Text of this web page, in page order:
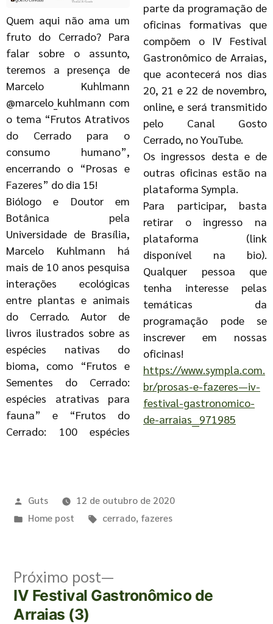
Quem aqui não ama um
fruto do Cerrado? Para
falar sobre o assunto,
teremos a presença de
Marcelo Kuhlmann
@marcelo_kuhlmann com
o tema “Frutos Atrativos
do Cerrado para o
consumo humano”,
encerrando o “Prosas e
Fazeres” do dia 15!
Biólogo e Doutor em
Botânica pela
Universidade de Brasília,
Marcelo Kuhlmann há
mais de 10 anos pesquisa
interações ecológicas
entre plantas e animais
do Cerrado. Autor de
livros ilustrados sobre as
espécies nativas do
bioma, como “Frutos e
Sementes do Cerrado:
espécies atrativas para
fauna” e “Frutos do
Cerrado: 100 espécies
parte da programação de
oficinas formativas que
compõem o IV Festival
Gastronômico de Arraias,
que acontecerá nos dias
20, 21 e 22 de novembro,
online, e será transmitido
pelo Canal Gosto
Cerrado, no YouTube.
Os ingressos desta e de
outras oficinas estão na
plataforma Sympla.
Para participar, basta
retirar o ingresso na
plataforma (link
disponível na bio).
Qualquer pessoa que
tenha interesse pelas
temáticas da
programação pode se
inscrever em nossas
oficinas!
https://www.sympla.com.
br/prosas-e-fazeres—iv-
festival-gastronomico-
de-arraias__971985
Guts
12 de outubro de 2020
Home post
cerrado, fazeres
Próximo post
IV Festival Gastronômico de
Arraias (3)